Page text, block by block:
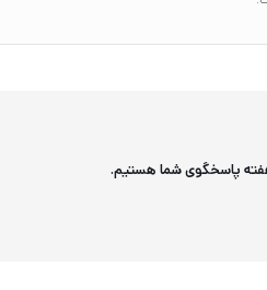
پاسخگوی شما هستیم.